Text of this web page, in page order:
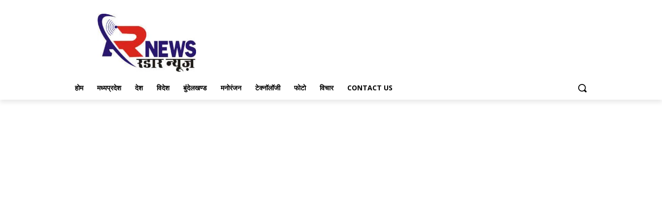
होम मध्यप्रदेश देश विदेश बुंदेलखण्ड मनोरंजन टेक्नॉलॉजी फोटो विचार CONTACT US